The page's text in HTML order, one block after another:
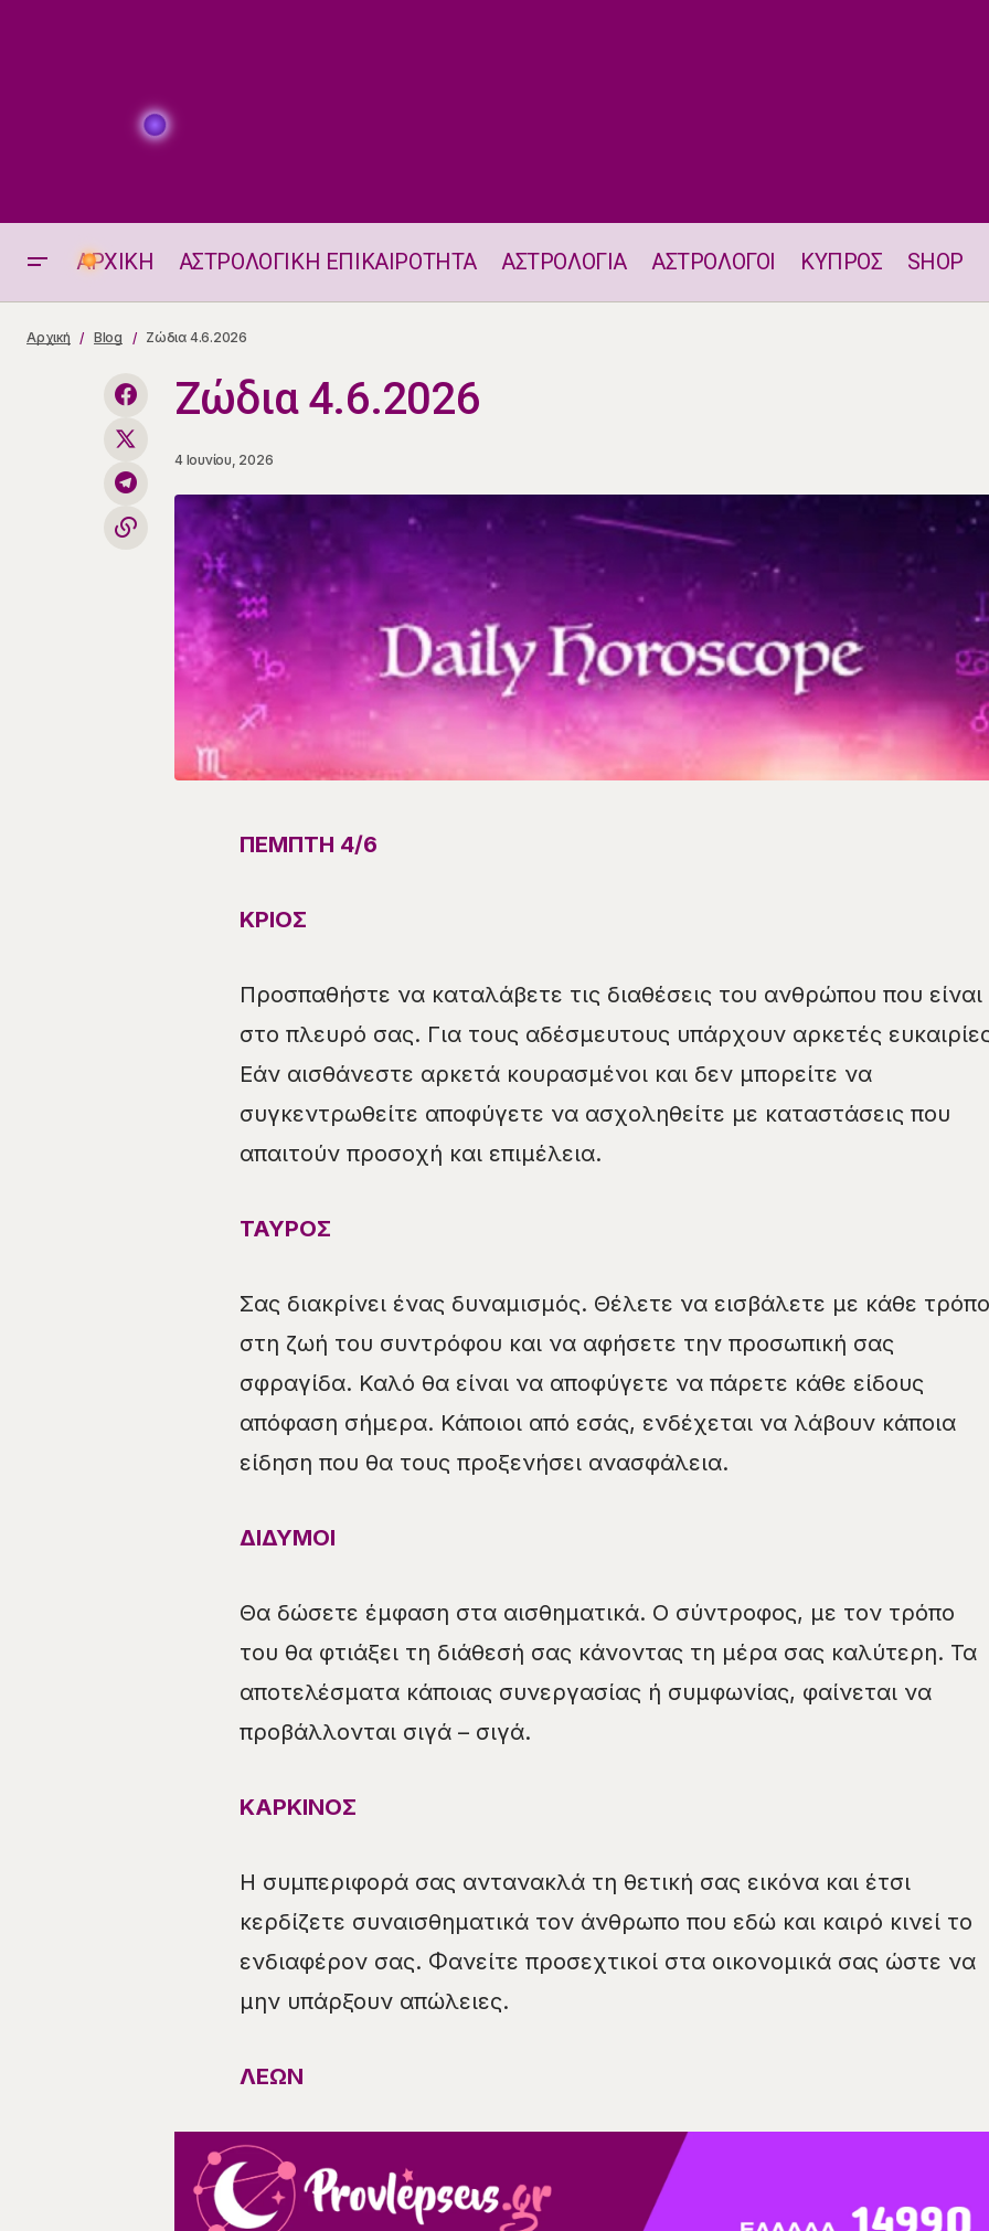
ΑΡΧΙΚΗ ΑΣΤΡΟΛΟΓΙΚΗ ΕΠΙΚΑΙΡΟΤΗΤΑ ΑΣΤΡΟΛΟΓΙΑ ΑΣΤΡΟΛΟΓΟΙ ΚΥΠΡΟΣ SHOP
Αισθηματικά Ταρώ 4.6.2026
Αρχική Blog Ζώδια 4.6.2026
Ζώδια 4.6.2026
4 Ιουνίου, 2026
ΠΕΜΠΤΗ 4/6
ΚΡΙΟΣ
Προσπαθήστε να καταλάβετε τις διαθέσεις του ανθρώπου που είναι
στο πλευρό σας. Για τους αδέσμευτους υπάρχουν αρκετές
Εάν αισθάνεστε αρκετά κουρασμένοι και δεν μπορείτε να
συγκεντρωθείτε αποφύγετε να ασχοληθείτε με καταστάσεις που
απαιτούν προσοχή και επιμέλεια.
ΤΑΥΡΟΣ
Σας διακρίνει ένας δυναμισμός. Θέλετε να εισβάλετε με κάθε τρόπο
στη ζωή του συντρόφου και να αφήσετε την προσωπική σας
σφραγίδα. Καλό θα είναι να αποφύγετε να πάρετε κάθε είδους
απόφαση σήμερα. Κάποιοι από εσάς, ενδέχεται να λάβουν κάποια
είδηση που θα τους προξενήσει ανασφάλεια.
ΔΙΔΥΜΟΙ
Θα δώσετε έμφαση στα αισθηματικά. Ο σύντροφος, με τον τρόπο
του θα φτιάξει τη διάθεσή σας κάνοντας τη μέρα σας καλύτερη. Τα
αποτελέσματα κάποιας συνεργασίας ή συμφωνίας, φαίνεται να
προβάλλονται σιγά – σιγά.
ΚΑΡΚΙΝΟΣ
Η συμπεριφορά σας αντανακλά τη θετική σας εικόνα και έτσι
κερδίζετε συναισθηματικά τον άνθρωπο που εδώ και καιρό κινεί το
ενδιαφέρον σας. Φανείτε προσεχτικοί στα οικονομικά σας ώστε να
μην υπάρξουν απώλειες.
ΛΕΩΝ